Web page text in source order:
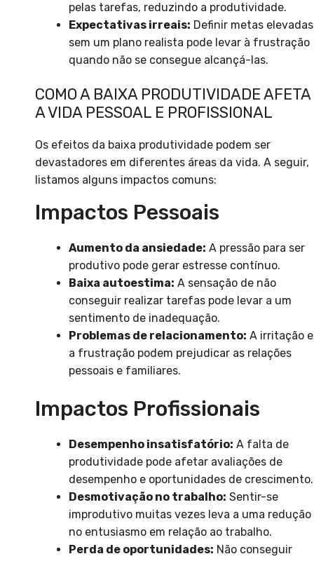
pelas tarefas, reduzindo a produtividade.
Expectativas irreais: Definir metas elevadas
sem um plano realista pode levar à frustração
quando não se consegue alcançá-las.
COMO A BAIXA PRODUTIVIDADE AFETA
A VIDA PESSOAL E PROFISSIONAL
Os efeitos da baixa produtividade podem ser
devastadores em diferentes áreas da vida. A seguir,
listamos alguns impactos comuns:
Impactos Pessoais
Aumento da ansiedade: A pressão para ser
produtivo pode gerar estresse contínuo.
Baixa autoestima: A sensação de não
conseguir realizar tarefas pode levar a um
sentimento de inadequação.
Problemas de relacionamento: A irritação e
a frustração podem prejudicar as relações
pessoais e familiares.
Impactos Profissionais
Desempenho insatisfatório: A falta de
produtividade pode afetar avaliações de
desempenho e oportunidades de crescimento.
Desmotivação no trabalho: Sentir-se
improdutivo muitas vezes leva a uma redução
no entusiasmo em relação ao trabalho.
Perda de oportunidades: Não conseguir